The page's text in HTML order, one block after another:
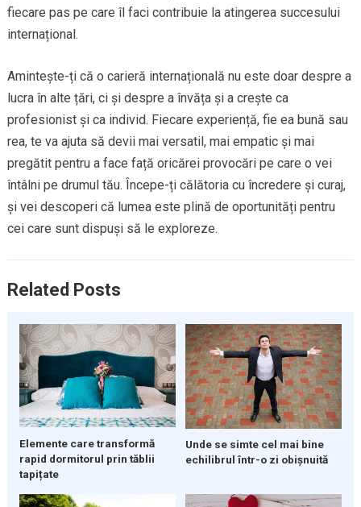
fiecare pas pe care îl faci contribuie la atingerea succesului
internațional.
Amintește-ți că o carieră internațională nu este doar despre a
lucra în alte țări, ci și despre a învăța și a crește ca
profesionist și ca individ. Fiecare experiență, fie ea bună sau
rea, te va ajuta să devii mai versatil, mai empatic și mai
pregătit pentru a face față oricărei provocări pe care o vei
întâlni pe drumul tău. Începe-ți călătoria cu încredere și curaj,
și vei descoperi că lumea este plină de oportunități pentru
cei care sunt dispuși să le exploreze.
Related Posts
Elemente care transformă
rapid dormitorul prin tăblii
tapițate
Unde se simte cel mai bine
echilibrul într-o zi obișnuită